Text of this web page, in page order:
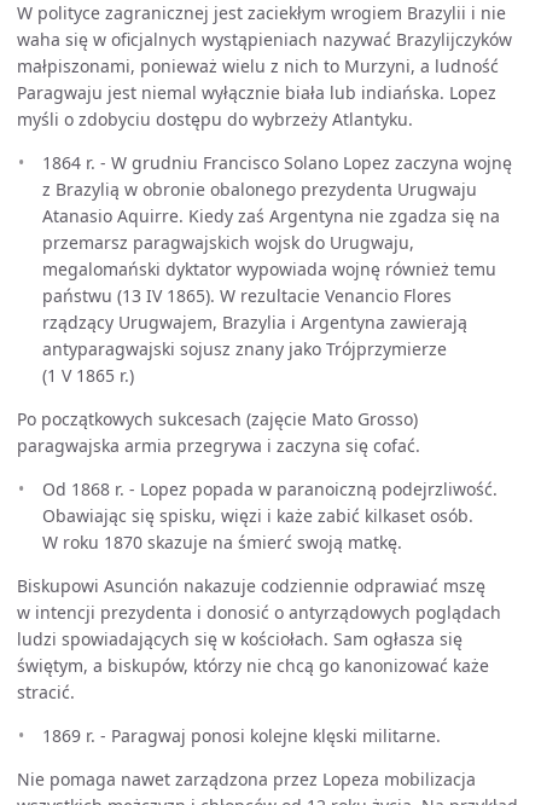
W polityce zagranicznej jest zaciekłym wrogiem Brazylii i nie
waha się w oficjalnych wystąpieniach nazywać Brazylijczyków
małpiszonami, ponieważ wielu z nich to Murzyni, a ludność
Paragwaju jest niemal wyłącznie biała lub indiańska. Lopez
myśli o zdobyciu dostępu do wybrzeży Atlantyku.
1864 r. - W grudniu Francisco Solano Lopez zaczyna wojnę
z Brazylią w obronie obalonego prezydenta Urugwaju
Atanasio Aquirre. Kiedy zaś Argentyna nie zgadza się na
przemarsz paragwajskich wojsk do Urugwaju,
megalomański dyktator wypowiada wojnę również temu
państwu (13 IV 1865). W rezultacie Venancio Flores
rządzący Urugwajem, Brazylia i Argentyna zawierają
antyparagwajski sojusz znany jako Trójprzymierze
(1 V 1865 r.)
Po początkowych sukcesach (zajęcie Mato Grosso)
paragwajska armia przegrywa i zaczyna się cofać.
Od 1868 r. - Lopez popada w paranoiczną podejrzliwość.
Obawiając się spisku, więzi i każe zabić kilkaset osób.
W roku 1870 skazuje na śmierć swoją matkę.
Biskupowi Asunción nakazuje codziennie odprawiać mszę
w intencji prezydenta i donosić o antyrządowych poglądach
ludzi spowiadających się w kościołach. Sam ogłasza się
świętym, a biskupów, którzy nie chcą go kanonizować każe
stracić.
1869 r. - Paragwaj ponosi kolejne klęski militarne.
Nie pomaga nawet zarządzona przez Lopeza mobilizacja